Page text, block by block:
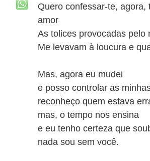
Quero confessar-te, agora,
amor
As tolices provocadas pelo
Me levavam à loucura e
Mas, agora eu mudei
e posso controlar as
reconheço quem estava
mas, o tempo nos ensina
e eu tenho certeza que
nada sou sem você.